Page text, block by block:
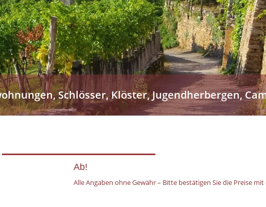
Schlösser, Klöster, Jugendherbergen,
Ab!
Alle Angaben ohne Gewähr – Bitte bestätigen Sie die Preise